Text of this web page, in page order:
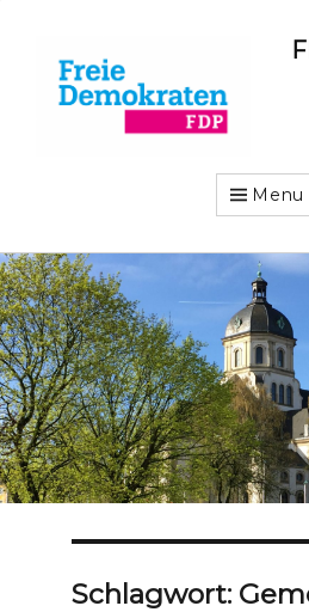
Menu
Schlagwort: